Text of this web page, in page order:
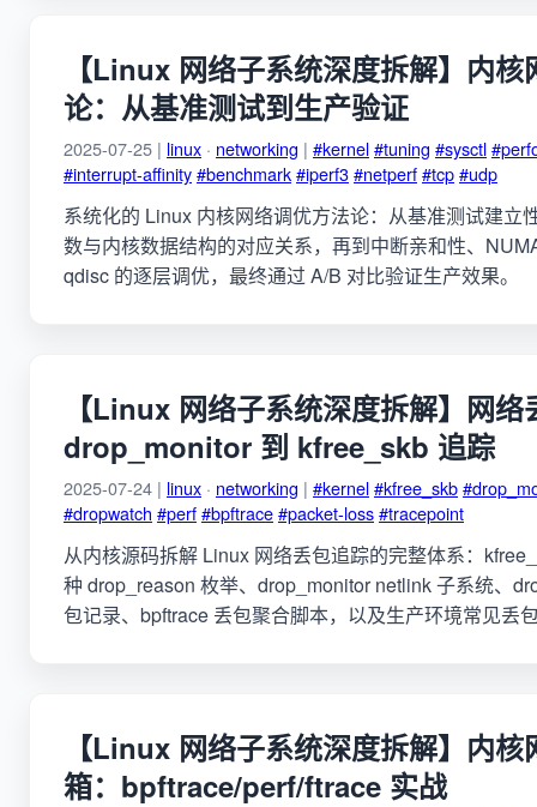
【Linux 网络子系统深度拆解】内
论：从基准测试到生产验证
2025-07-25 | linux · networking | #kernel#tuning #sysctl
#interrupt-affinity#benchmark#iperf3#netperf#tcp#udp
系统化的 Linux 内核网络调优方法论：从基准测试建立
数与内核数据结构的对应关系，再到中断亲和性、
qdisc 的逐层调优，最终通过 A/B 对比验证生产效果。
【Linux 网络子系统深度拆解】网
drop_monitor 到 kfree_skb 追踪
2025-07-24 | linux · networking | #kernel#kfree_skb
#dropwatch #perf#bpftrace#packet-loss#tracepoint
从内核源码拆解 Linux 网络丢包追踪的完整体系：
种 drop_reason 枚举、drop_monitor netlink 子系统、
包记录、bpftrace 丢包聚合脚本，以及生产环境常见丢
【Linux 网络子系统深度拆解】内
箱：bpftrace/perf/ftrace 实战